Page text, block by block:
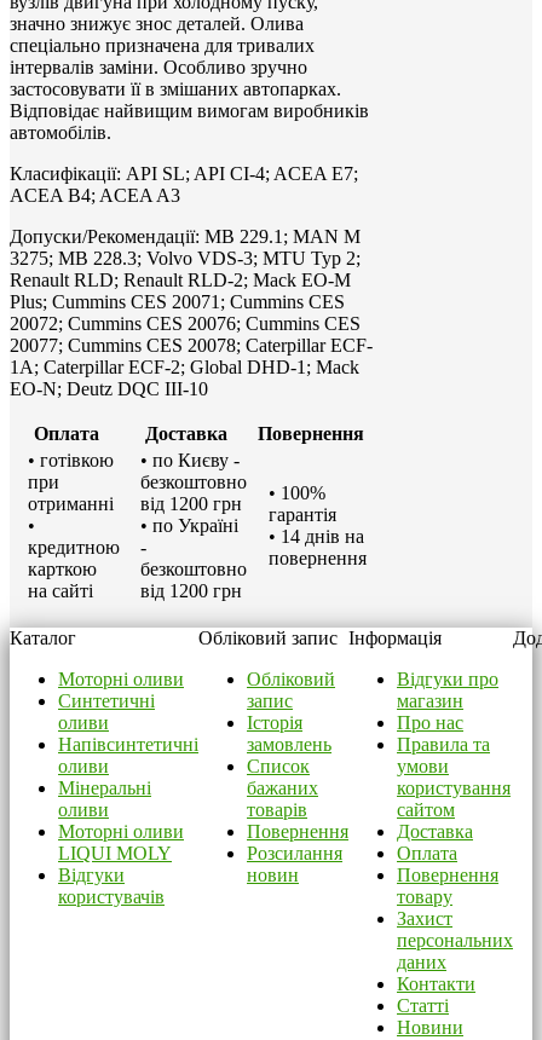
значно знижує знос деталей. Олива
спеціально призначена для тривалих
інтервалів заміни. Особливо зручно
застосовувати її в змішаних автопарках.
Відповідає найвищим вимогам виробників
автомобілів.
Класифікації: API SL; API CI-4; ACEA E7;
ACEA B4; ACEA A3
Допуски/Рекомендації: MB 229.1; MAN M
3275; MB 228.3; Volvo VDS-3; MTU Typ 2;
Renault RLD; Renault RLD-2; Mack EO-M
Plus; Cummins CES 20071; Cummins CES
20072; Cummins CES 20076; Cummins CES
20077; Cummins CES 20078; Caterpillar ECF-
1A; Caterpillar ECF-2; Global DHD-1; Mack
EO-N; Deutz DQC III-10
Оплата Доставка
Повернення
• готівкою
при
отриманні
•
кредитною
карткою
на сайті
• по Києву -
безкоштовно
від 1200 грн
• по Україні
-
безкоштовно
від 1200 грн
• 100%
гарантія
• 14 днів на
повернення
Каталог
Моторні оливи
Синтетичні
оливи
Напівсинтетичні
оливи
Мінеральні
оливи
Моторні оливи
LIQUI MOLY
Відгуки
користувачів
Обліковий запис
Обліковий
запис
Історія
замовлень
Список
бажаних
товарів
Повернення
Розсилання
новин
Інформація
Відгуки про
магазин
Про нас
Правила та
умови
користування
сайтом
Доставка
Оплата
Повернення
товару
Захист
персональних
даних
Контакти
Статті
Новини